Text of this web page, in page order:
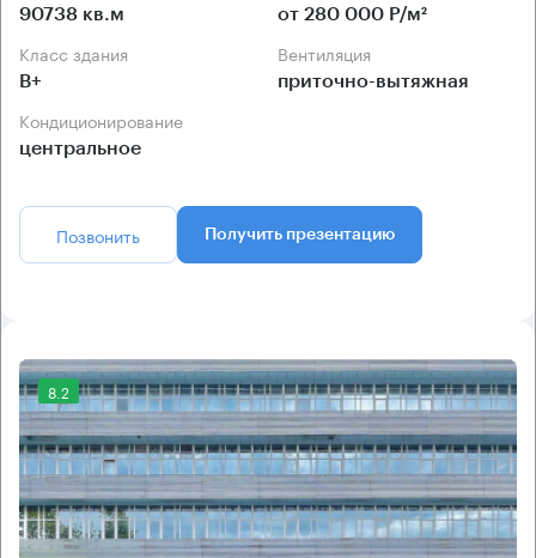
90738 кв.м от 280 000 Р/м²
Класс здания
B+
Вентиляция
приточно-вытяжная
Кондиционирование
центральное
Позвонить Получить презентацию
8.2